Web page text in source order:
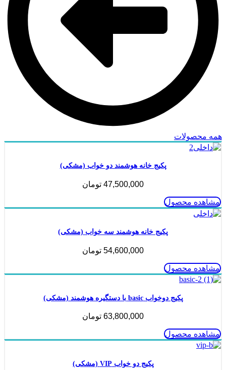
همه محصولات
پکیج خانه هوشمند دو خواب (مشکی)
47,500,000 تومان
مشاهده محصول
پکیج خانه هوشمند سه خواب (مشکی)
54,600,000 تومان
مشاهده محصول
پکیج دوخواب basic با دستگیره هوشمند (مشکی)
63,800,000 تومان
مشاهده محصول
پکیج دو خواب VIP (مشکی)